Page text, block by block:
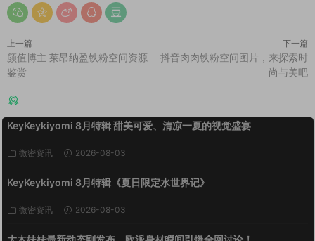
上一篇
颜值博主 莱昂纳盈铁粉空间资源
鉴赏
下一篇
抖音肉肉铁粉空间图片，来探索时
尚与美吧
KeyKeykiyomi 8月特辑 甜美可爱、清凉一夏的视觉盛宴
微密资讯 2026-08-03
KeyKeykiyomi 8月特辑《夏日限定水世界记》
微密资讯 2026-08-03